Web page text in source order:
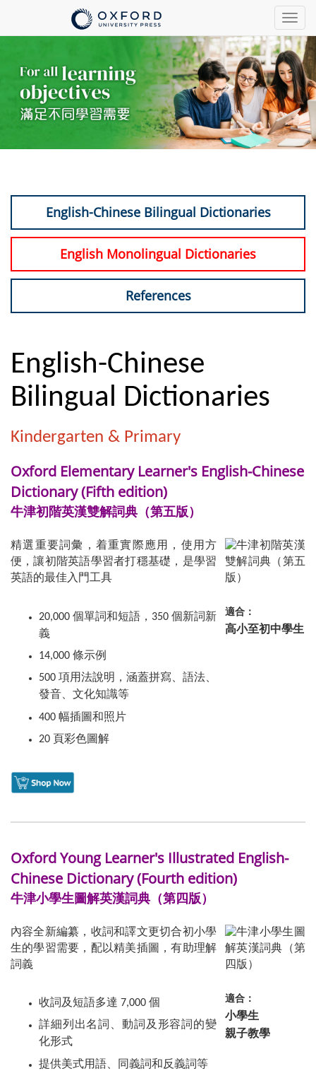
English-Chinese Bilingual Dictionaries
English Monolingual Dictionaries
References
English-Chinese
Bilingual Dictionaries
Kindergarten & Primary
Oxford Elementary Learner's English-Chinese
Dictionary (Fifth edition)
牛津初階英漢雙解詞典（第五版）
精選重要詞彙，着重實際應用，使用方
便，讓初階英語學習者打穩基礎，是學習
英語的最佳入門工具
20,000 個單詞和短語，350 個新詞新
義
14,000 條示例
500 項用法說明，涵蓋拼寫、語法、
發音、文化知識等
400 幅插圖和照片
20 頁彩色圖解
適合：
高小至初中學生
Oxford Young Learner's Illustrated English-
Chinese Dictionary (Fourth edition)
牛津小學生圖解英漢詞典（第四版）
內容全新編纂，收詞和譯文更切合初小學
生的學習需要，配以精美插圖，有助理解
詞義
收詞及短語多達 7,000 個
詳細列出名詞、動詞及形容詞的變
化形式
提供美式用語、同義詞和反義詞等
適合：
小學生
親子教學